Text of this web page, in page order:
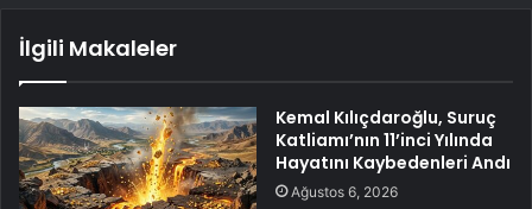
İlgili Makaleler
Kemal Kılıçdaroğlu, Suruç
Katliamı’nın 11’inci Yılında
Hayatını Kaybedenleri Andı
Ağustos 6, 2026